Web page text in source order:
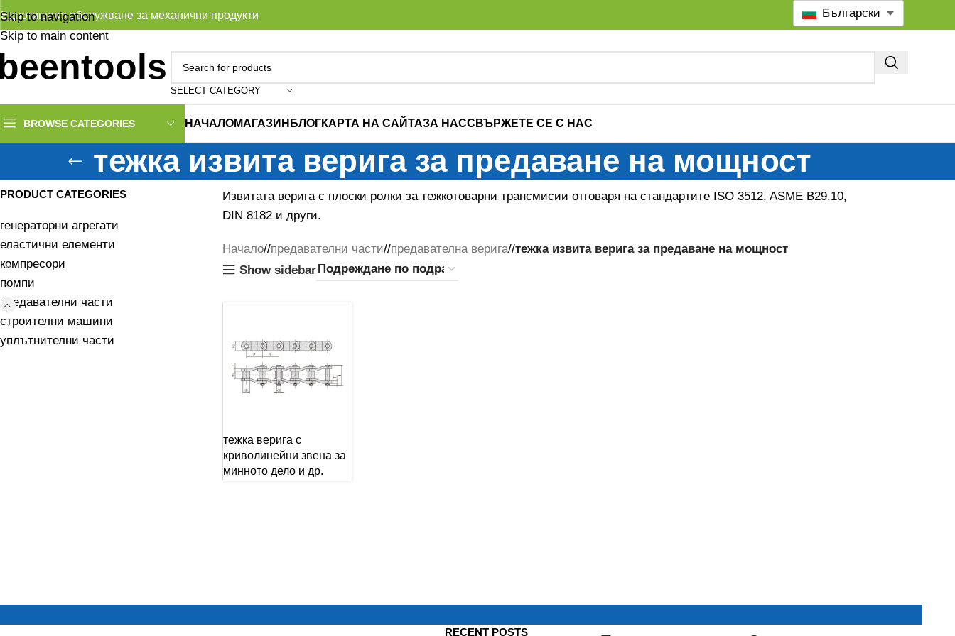
Skip to navigation
Skip to main content
Едногишево обслужване за механични продукти
SELECT CATEGORY
BROWSE CATEGORIES НАЧАЛОМАГАЗИН БЛОГКАРТА НА САЙТАЗА НАССВЪРЖЕТЕ СЕ С НАС
Български
тежка извита верига за предаване на мощност
PRODUCT CATEGORIES
генераторни агрегати
еластични елементи
компресори
помпи
предавателни части
строителни машини
уплътнителни части
Извитата верига с плоски ролки за тежкотоварни трансмисии отговаря на стандартите ISO 3512, ASME B29.10,
DIN 8182 и други.
Начало/ предавателни части/ предавателна верига/ тежка извита верига за предаване на мощност
Show sidebar
тежка верига с
криволинейни звена за
минното дело и др.
RECENT POSTS